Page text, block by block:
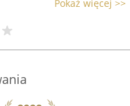
Pokaż więcej >>